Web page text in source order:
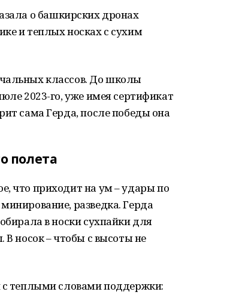
о башкирских дронах
и теплых носках с сухим
классов. До школы
2023-го, уже имея сертификат
сама Герда, после победы она
полета
что приходит на ум – удары по
разведка. Герда
в носки сухпайки для
носок – чтобы с высоты не
с теплыми словами поддержки: